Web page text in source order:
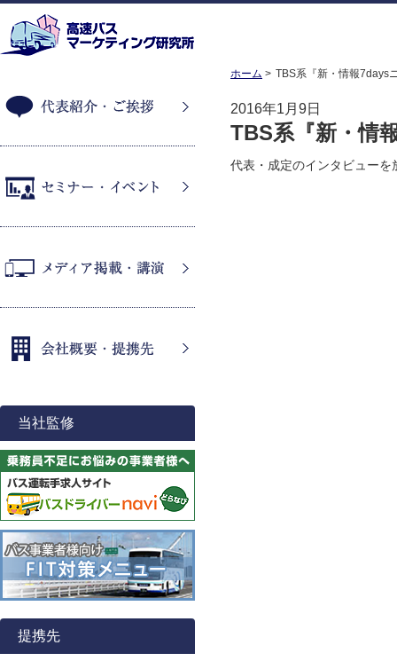
ホーム TBS系『新・情報7days
2016年1月9日
TBS系『新・情
代表・成定のインタビューを
当社監修
提携先